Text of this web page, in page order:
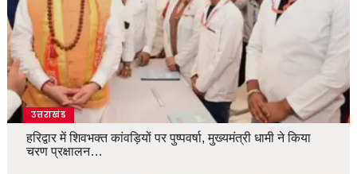
उत्तराखंड
हरिद्वार में शिवभक्त कांवड़ियों पर पुष्पवर्षा, मुख्यमंत्री धामी ने किया
चरण प्रक्षालन…